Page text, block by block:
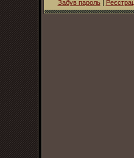
Забув пароль|